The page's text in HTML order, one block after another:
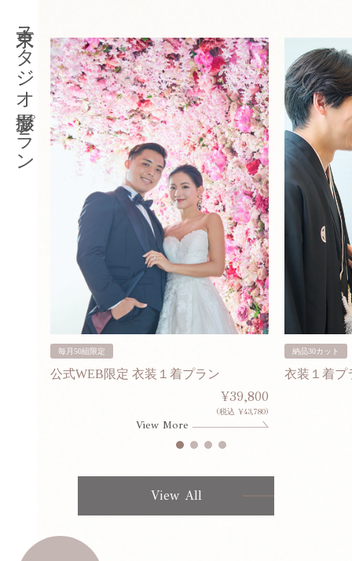
東京スタジオ撮影プラン
毎月50組限定
公式WEB限定 衣装１着プラン
¥39,800
(税込 ¥43,780)
View More
納品30カット
衣装１着プ
View All